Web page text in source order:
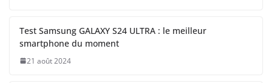
Test Samsung GALAXY S24 ULTRA : le meilleur
smartphone du moment
21 août 2024